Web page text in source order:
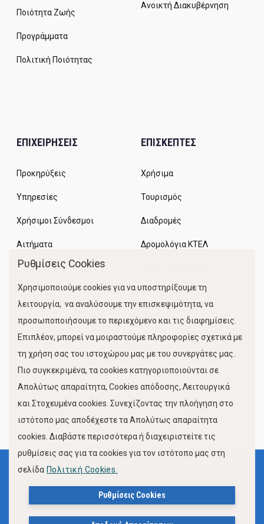
Ποιότητα Ζωής
Προγράμματα
Πολιτική Ποιότητας
Ανοικτή Διακυβέρνηση
ΕΠΙΧΕΙΡΗΣΕΙΣ
Προκηρύξεις
Υπηρεσίες
Χρήσιμοι Σύνδεσμοι
Αιτήματα
ΕΠΙΣΚΕΠΤΕΣ
Χρήσιμα
Τουρισμός
Διαδρομές
Δρομολόγια ΚΤΕΛ
Κίνηση Λιμένος
FOLLOW US
Όροι Χρήσης
Πολιτική Προστασίας Προσωπικών Δεδομένων
Ρυθμίσεις Cookies
Χρησιμοποιούμε cookies για να υποστηρίξουμε τη
λειτουργία, να αναλύσουμε την επισκεψιμότητα, να
προσωποποιήσουμε το περιεχόμενο και τις διαφημίσεις.
Επιπλέον, μπορεί να μοιραστούμε πληροφορίες σχετικά με
τη χρήση σας του ιστοχώρου μας με του συνεργάτες μας.
Πιο συγκεκριμένα, τα cookies κατηγοριοποιούνται σε
Απολύτως απαραίτητα, Cookies απόδοσης, Λειτουργικά
και Στοχευμένα cookies. Συνεχίζοντας την πλοήγηση στο
ιστότοπο μας αποδέχεστε τα Απολύτως απαραίτητα
cookies. Διαβάστε περισσότερα ή διαχειριστείτε τις
ρυθμίσεις σας για τα cookies για τον ιστότοπο μας στη
σελίδα Πολιτική Cookies.
Ρυθμίσεις Cookies